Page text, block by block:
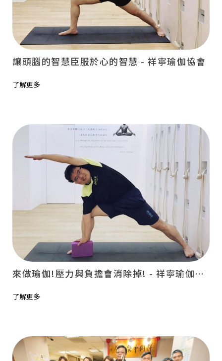
讓頭腦的智慧臣服於心的智慧 - 祥寧瑜伽協會
了解更多
來做瑜伽!壓力與負擔會消除掉! - 祥寧瑜伽協會
了解更多